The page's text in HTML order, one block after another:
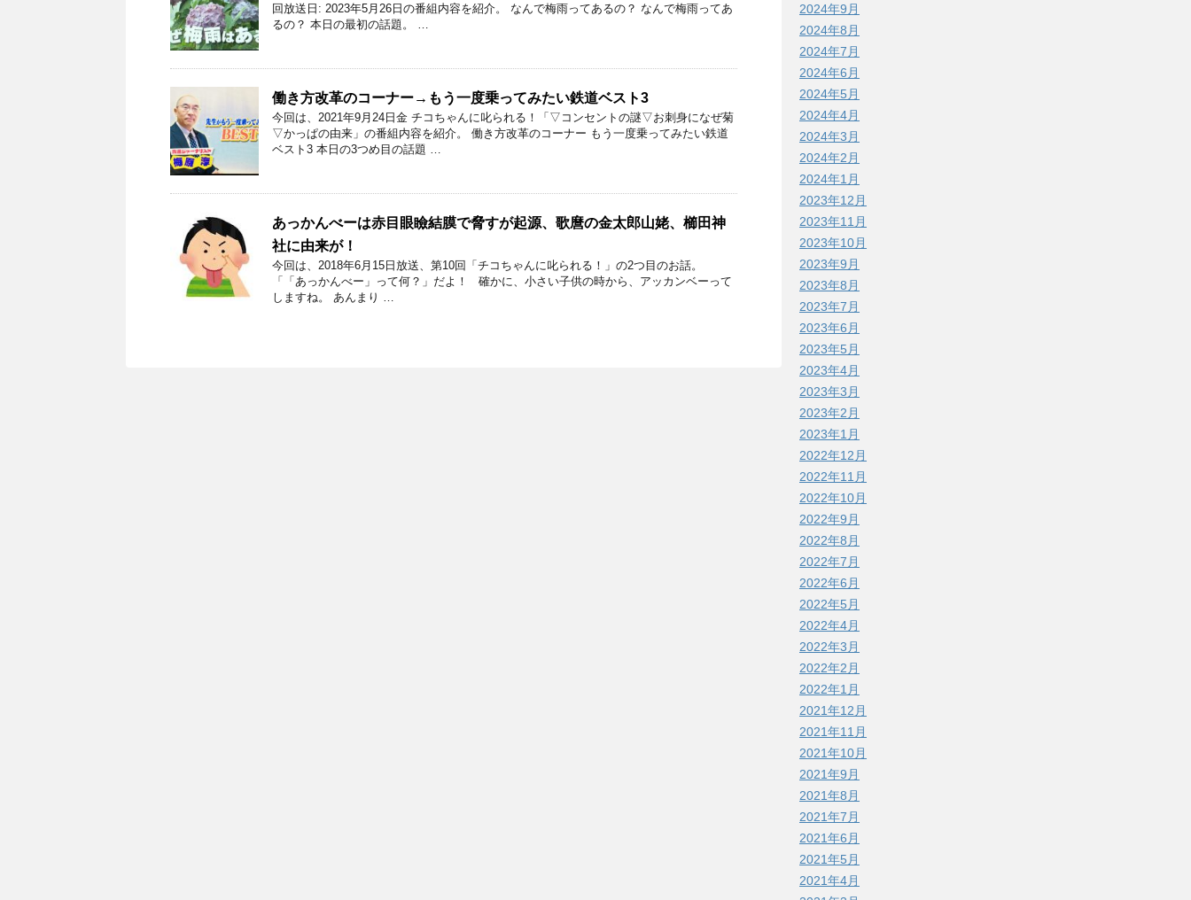
回放送日: 2023年5月26日の番組内容を紹介。 なんで梅雨ってあるの？ なんで梅雨ってあ
るの？ 本日の最初の話題。 …
働き方改革のコーナー→もう一度乗ってみたい鉄道ベスト3
今回は、2021年9月24日金 チコちゃんに叱られる！「▽コンセントの謎▽お刺身になぜ菊
▽かっぱの由来」の番組内容を紹介。 働き方改革のコーナー もう一度乗ってみたい鉄道
ベスト3 本日の3つめ目の話題 …
あっかんべーは赤目眼瞼結膜で脅すが起源、歌麿の金太郎山姥、櫛田神
社に由来が！
今回は、2018年6月15日放送、第10回「チコちゃんに叱られる！」の2つ目のお話。
「「あっかんべー」って何？」だよ！ 確かに、小さい子供の時から、アッカンベーって
しますね。 あんまり …
2024年9月
2024年8月
2024年7月
2024年6月
2024年5月
2024年4月
2024年3月
2024年2月
2024年1月
2023年12月
2023年11月
2023年10月
2023年9月
2023年8月
2023年7月
2023年6月
2023年5月
2023年4月
2023年3月
2023年2月
2023年1月
2022年12月
2022年11月
2022年10月
2022年9月
2022年8月
2022年7月
2022年6月
2022年5月
2022年4月
2022年3月
2022年2月
2022年1月
2021年12月
2021年11月
2021年10月
2021年9月
2021年8月
2021年7月
2021年6月
2021年5月
2021年4月